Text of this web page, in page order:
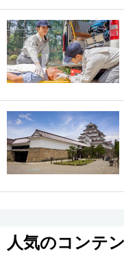
人気のコンテ